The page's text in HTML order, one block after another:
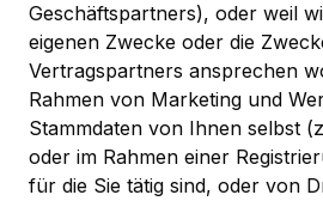
Geschäftspartners), oder weil
eigenen Zwecke oder die
Vertragspartners ansprechen
Rahmen von Marketing und
Stammdaten von Ihnen selbst
oder im Rahmen einer
für die Sie tätig sind, oder von